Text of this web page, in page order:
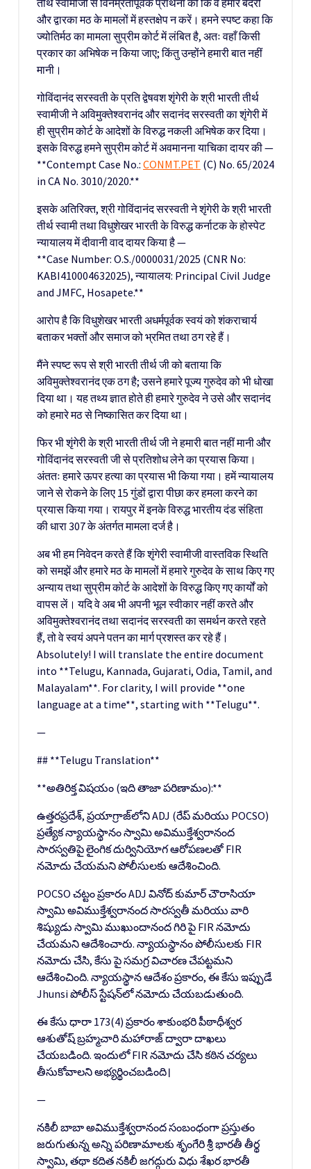
और द्वारका मठ के मामलों में हस्तक्षेप न करें। हमने स्पष्ट कहा कि
ज्योतिर्मठ का मामला सुप्रीम कोर्ट में लंबित है, अतः वहाँ किसी
प्रकार का अभिषेक न किया जाए; किंतु उन्होंने हमारी बात नहीं
मानी।
गोविंदानंद सरस्वती के प्रति द्वेषवश शृंगेरी के श्री भारती तीर्थ
स्वामीजी ने अविमुक्तेश्वरानंद और सदानंद सरस्वती का शृंगेरी में
ही सुप्रीम कोर्ट के आदेशों के विरुद्ध नकली अभिषेक कर दिया।
इसके विरुद्ध हमने सुप्रीम कोर्ट में अवमानना याचिका दायर की —
**Contempt Case No.: CONMT.PET (C) No. 65/2024
in CA No. 3010/2020.**
इसके अतिरिक्त, श्री गोविंदानंद सरस्वती ने शृंगेरी के श्री भारती
तीर्थ स्वामी तथा विधुशेखर भारती के विरुद्ध कर्नाटक के होस्पेट
न्यायालय में दीवानी वाद दायर किया है —
**Case Number: O.S./0000031/2025 (CNR No:
KABI410004632025), न्यायालय: Principal Civil Judge
and JMFC, Hosapete.**
आरोप है कि विधुशेखर भारती अधर्मपूर्वक स्वयं को शंकराचार्य
बताकर भक्तों और समाज को भ्रमित तथा ठग रहे हैं।
मैंने स्पष्ट रूप से श्री भारती तीर्थ जी को बताया कि
अविमुक्तेश्वरानंद एक ठग है; उसने हमारे पूज्य गुरुदेव को भी धोखा
दिया था। यह तथ्य ज्ञात होते ही हमारे गुरुदेव ने उसे और सदानंद
को हमारे मठ से निष्कासित कर दिया था।
फिर भी शृंगेरी के श्री भारती तीर्थ जी ने हमारी बात नहीं मानी और
गोविंदानंद सरस्वती जी से प्रतिशोध लेने का प्रयास किया।
अंततः हमारे ऊपर हत्या का प्रयास भी किया गया। हमें न्यायालय
जाने से रोकने के लिए 15 गुंडों द्वारा पीछा कर हमला करने का
प्रयास किया गया। रायपुर में इनके विरुद्ध भारतीय दंड संहिता
की धारा 307 के अंतर्गत मामला दर्ज है।
अब भी हम निवेदन करते हैं कि शृंगेरी स्वामीजी वास्तविक स्थिति
को समझें और हमारे मठ के मामलों में हमारे गुरुदेव के साथ किए गए
अन्याय तथा सुप्रीम कोर्ट के आदेशों के विरुद्ध किए गए कार्यों को
वापस लें। यदि वे अब भी अपनी भूल स्वीकार नहीं करते और
अविमुक्तेश्वरानंद तथा सदानंद सरस्वती का समर्थन करते रहते
हैं, तो वे स्वयं अपने पतन का मार्ग प्रशस्त कर रहे हैं।
Absolutely! I will translate the entire document
into **Telugu, Kannada, Gujarati, Odia, Tamil, and
Malayalam**. For clarity, I will provide **one
language at a time**, starting with **Telugu**.
—
## **Telugu Translation**
**అతిరిక్త విషయం (ఇది తాజా పరిణామం):**
ఉత్తరప్రదేశ్, ప్రయాగ్రాజ్‌లోని ADJ (రేప్ మరియు POCSO)
ప్రత్యేక న్యాయస్థానం స్వామి అవిముక్తేశ్వరానంద
సారస్వతిపై లైంగిక దుర్వినియోగ ఆరోపణలతో FIR
నమోదు చేయమని పోలీసులకు ఆదేశించింది.
POCSO చట్టం ప్రకారం ADJ వినోద్ కుమార్ చౌరాసియా
స్వామి అవిముక్తేశ్వరానంద సారస్వతీ మరియు వారి
శిష్యుడు స్వామి ముఖుందానంద గిరి పై FIR నమోదు
చేయమని ఆదేశించారు. న్యాయస్థానం పోలీసులకు FIR
నమోదు చేసి, కేసు పై సమగ్ర విచారణ చేపట్టమని
ఆదేశించింది. న్యాయస్థాన ఆదేశం ప్రకారం, ఈ కేసు ఇప్పుడే
Jhunsi పోలీస్ స్టేషన్‌లో నమోదు చేయబడుతుంది.
ఈ కేసు ధారా 173(4) ప్రకారం శాకుంభరి పీఠాధీశ్వర
ఆశుతోష్ బ్రహ్మచారి మహారాజ్ ద్వారా దాఖలు
చేయబడింది. ఇందులో FIR నమోదు చేసి కఠిన చర్యలు
తీసుకోవాలని అభ్యర్థించబడింది।
—
నకిలీ బాబా అవిముక్తేశ్వరానంద సంబంధంగా ప్రస్తుతం
జరుగుతున్న అన్ని పరిణామాలకు శృంగేరి శ్రీ భారతీ తీర్థ
స్వామి, తథా కదిత నకిలీ జగద్గురు విధు శేఖర భారతీ